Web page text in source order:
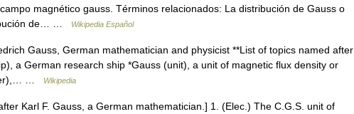
magnético gauss. Términos relacionados: La distribución de Gauss o
de… …
Wikipedia Español
Gauss, German mathematician and physicist **List of topics named after
a German research ship *Gauss (unit), a unit of magnetic flux density or
…
Wikipedia
Karl F. Gauss, a German mathematician.] 1. (Elec.) The C.G.S. unit of